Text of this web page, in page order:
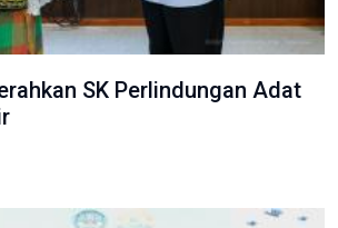
SK Perlindungan Adat